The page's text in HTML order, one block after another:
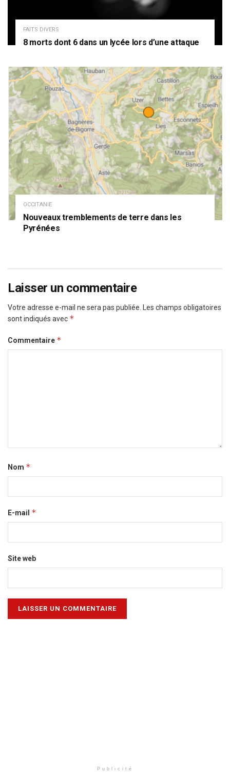
FAITS DIVERS
8 morts dont 6 dans un lycée lors d’une attaque
OCCITANIE
Nouveaux tremblements de terre dans les
Pyrénées
Laisser un commentaire
Votre adresse e-mail ne sera pas publiée. Les champs obligatoires
sont indiqués avec *
Commentaire *
Nom *
E-mail *
Site web
Publicité